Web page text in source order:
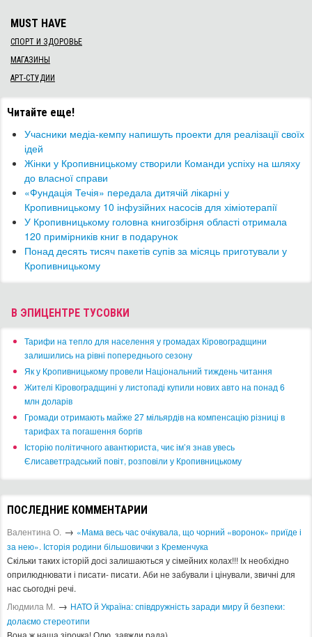
MUST HAVE
СПОРТ И ЗДОРОВЬЕ
МАГАЗИНЫ
АРТ-СТУДИИ
Читайте еще!
Учасники медіа-кемпу напишуть проекти для реалізації своїх
ідей
Жінки у Кропивницькому створили Команди успіху на шляху
до власної справи
​«Фундація Течія» передала дитячій лікарні у
Кропивницькому 10 інфузійних насосів для хіміотерапії
​У Кропивницькому головна книгозбірня області отримала
120 примірників книг в подарунок
Понад десять тисяч пакетів супів за місяць приготували у
Кропивницькому
В ЭПИЦЕНТРЕ ТУСОВКИ
​Тарифи на тепло для населення у громадах Кіровоградщини
залишились на рівні попереднього сезону
​Як у Кропивницькому провели Національний тиждень читання
​Жителі Кіровоградщині у листопаді купили нових авто на понад 6
млн доларів
​Громади отримають майже 27 мільярдів на компенсацію різниці в
тарифах та погашення боргів
Історію політичного авантюриста, чиє ім’я знав увесь
Єлисаветградський повіт, розповіли у Кропивницькому
ПОСЛЕДНИЕ КОММЕНТАРИИ
Валентина О. → «Мама весь час очікувала, що чорний «воронок» приїде і
за нею». Історія родини більшовички з Кременчука
Скільки таких історій досі залишаються у сімейних колах!!! Іх необхідно
оприлюднювати і писати- писати. Аби не забували і цінували, звичні для
нас сьогодні речі.
Людмила М. → ​НАТО й Україна: співдружність заради миру й безпеки:
долаємо стереотипи
Вона ж наша зірочка! Олю, завжди рада)